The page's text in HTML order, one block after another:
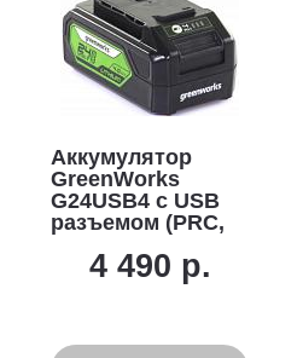
Аккумулятор
GreenWorks
G24USB4 с USB
разъемом (PRC,
4 490 р.